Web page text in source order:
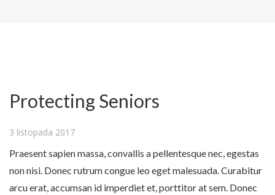
Protecting Seniors
3 listopada 2017
Praesent sapien massa, convallis a pellentesque nec, egestas
non nisi. Donec rutrum congue leo eget malesuada. Curabitur
arcu erat, accumsan id imperdiet et, porttitor at sem. Donec